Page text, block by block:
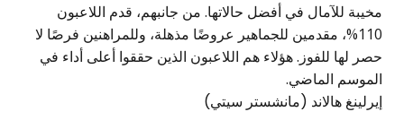
مخيبة للآمال في أفضل حالاتها. من جانبهم، قدم اللاعبون
110%، مقدمين للجماهير عروضًا مذهلة، وللمراهنين فرصًا لا
حصر لها للفوز. هؤلاء هم اللاعبون الذين حققوا أعلى أداء في
الموسم الماضي.
إيرلينغ هالاند (مانشستر سيتي)